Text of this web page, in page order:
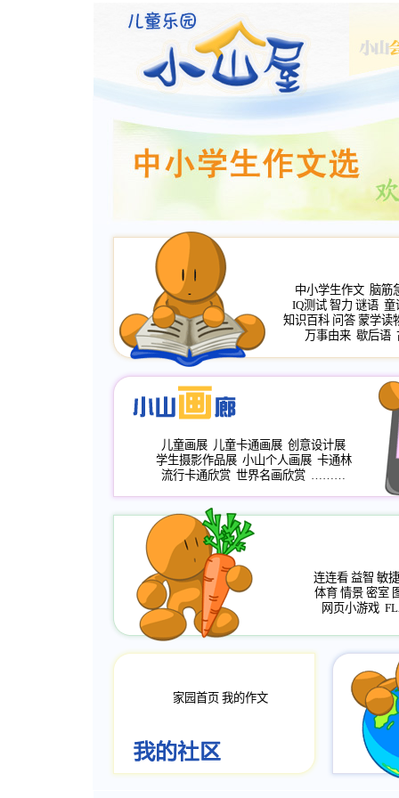
中小学生作文 脑筋
IQ测试 智力 谜语 童
知识百科 问答 蒙学读
万事由来 歇后语
儿童画展 儿童卡通画展 创意设计展
学生摄影作品展 小山个人画展 卡通林
流行卡通欣赏 世界名画欣赏 ………
连连看 益智 敏捷
体育 情景 密室
网页小游戏
家园首页 我的作文